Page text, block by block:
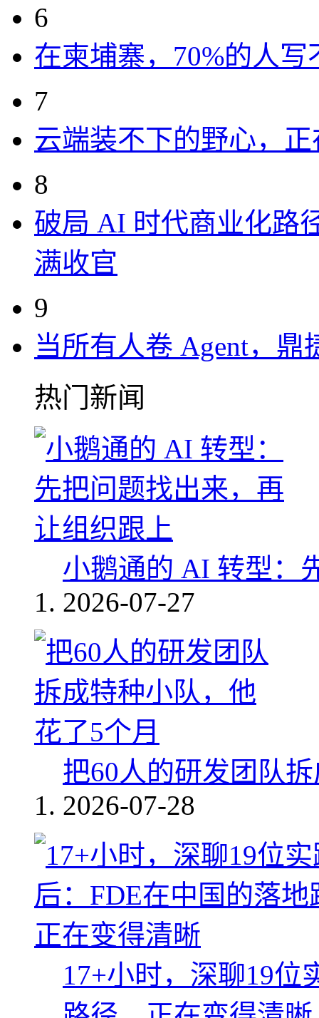
6
在柬埔寨，70%的人写
7
云端装不下的野心，
8
破局 AI 时代商业化路
满收官
9
当所有人卷 Agent，
热门新闻
小鹅通的 AI 转型：
2026-07-27
把60人的研发团队
2026-07-28
17+小时，深聊19位